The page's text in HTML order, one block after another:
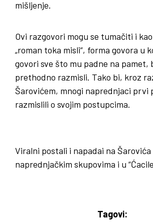
mišljenje.
Ovi razgovori mogu se tumačiti i
„roman toka misli“, forma govora u
govori sve što mu padne na pamet,
prethodno razmisli. Tako bi, kroz
Šarovićem, mnogi naprednjaci prvi
razmislili o svojim postupcima.
Viralni postali i napadai na Šarovića
naprednjačkim skupovima i u
Tagovi: